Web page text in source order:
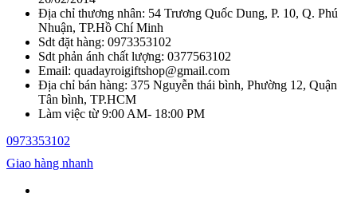
Địa chỉ thương nhân: 54 Trương Quốc Dung, P. 10, Q. Phú
Nhuận, TP.Hồ Chí Minh
Sdt đặt hàng: 0973353102
Sdt phản ánh chất lượng: 0377563102
Email: quadayroigiftshop@gmail.com
Địa chỉ bán hàng: 375 Nguyễn thái bình, Phường 12, Quận
Tân bình, TP.HCM
Làm việc từ 9:00 AM- 18:00 PM
0973353102
Giao hàng nhanh